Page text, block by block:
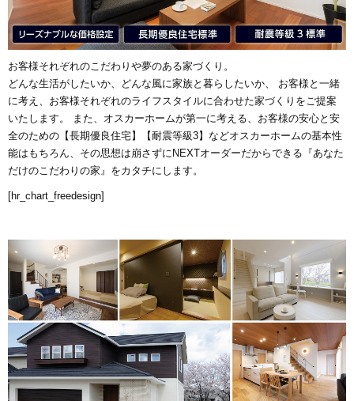
販売中の物件
スマートセレクト
土地情報
オンライン相談会
お客様それぞれのこだわりや夢のある家づくり。
どんな生活がしたいか、どんな風に家族と暮らしたいか、 お客様と一緒
に考え、お客様それぞれのライフスタイルに合わせた家づくりをご提案
いたします。 また、オスカーホームが第一に考える、お客様の安心と安
全のための【長期優良住宅】【耐震等級3】などオスカーホームの基本性
能はもちろん、その思想は崩さずにNEXTオーダーだからできる『あなた
だけのこだわりの家』をカタチにします。
[hr_chart_freedesign]